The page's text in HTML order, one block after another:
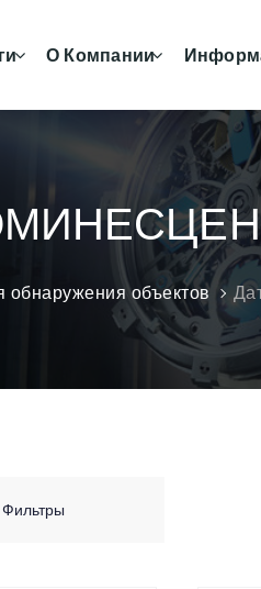
О Компании
обнаружения объектов
Фильтры